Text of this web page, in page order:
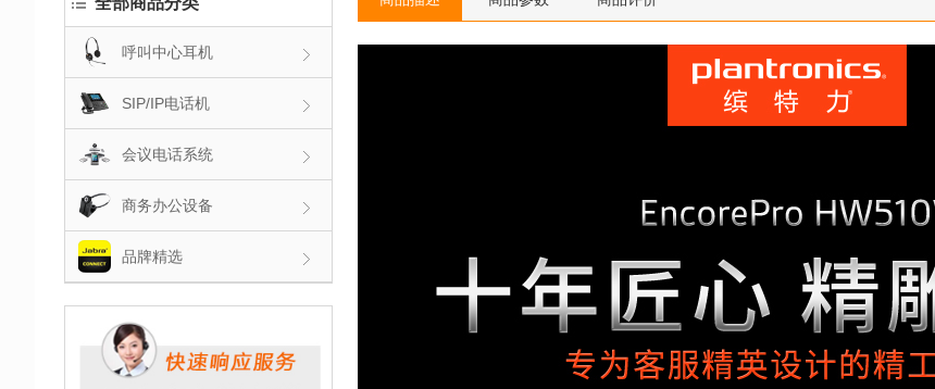
呼叫中心耳机
SIP/IP电话机
会议电话系统
商务办公设备
品牌精选